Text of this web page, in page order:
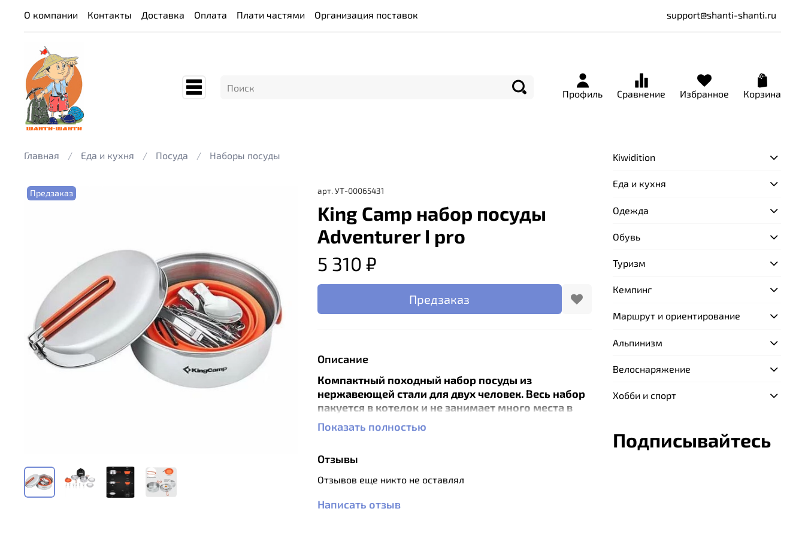
О компании Контакты Доставка Оплата Плати частями Организация поставок support@shanti-shanti.ru
Профиль Сравнение Избранное Корзина
Главная Еда и кухня Посуда Наборы посуды
Предзаказ арт. УТ-00065431
King Camp набор посуды
Adventurer I pro
5 310 ₽
Предзаказ
Описание
Компактный походный набор посуды из
нержавеющей стали для двух человек. Весь набор
пакуется в котелок и не занимает много места в
рюкзаке.
Крышку кастрюли можно использовать в качестве
Складные ручки с термоизоляцией из ПВХ
защищают от ожогов. Складные чашки изготовлены
из нетоксичного пищевого силикона.
Показать полностью
Отзывы
Отзывов еще никто не оставлял
Написать отзыв
Kiwidition
Еда и кухня
Одежда
Обувь
Туризм
Кемпинг
Маршрут и ориентирование
Альпинизм
Велоснаряжение
Хобби и спорт
Подписывайтесь